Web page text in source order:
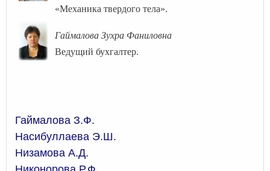
«Механика твердого тела».
Гаймалова Зухра Фаниловна
Ведущий бухгалтер.
Гаймалова З.Ф.
Насибуллаева Э.Ш.
Низамова А.Д.